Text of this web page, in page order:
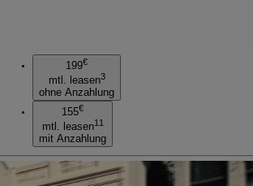
199€
mtl. leasen3
ohne Anzahlung
155€
mtl. leasen11
mit Anzahlung